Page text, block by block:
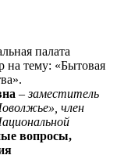
палата
на тему: «Бытовая
–заместитель
член
вопросы,